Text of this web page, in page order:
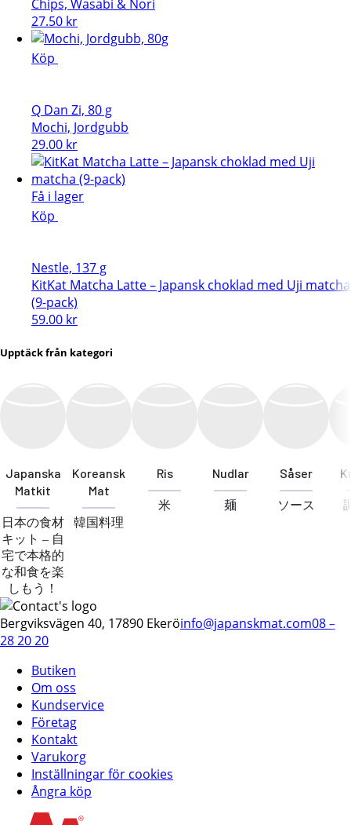
Chips, Wasabi & Nori
27.50 kr
Köp
Q Dan Zi, 80 g
Mochi, Jordgubb
29.00 kr
Få i lager
Köp
Nestle, 137 g
KitKat Matcha Latte – Japansk choklad med Uji matcha
(9-pack)
59.00 kr
Upptäck från kategori
Japanska
Matkit
日本の食材
キット – 自
宅で本格的
な和食を楽
しもう！
Koreansk
Mat
韓国料理
Ris
米
Nudlar
麺
Såser
ソース
Bergviksvägen 40, 17890 Ekeröinfo@japanskmat.com08 –
28 20 20
Butiken
Om oss
Kundservice
Företag
Kontakt
Varukorg
Inställningar för cookies
Ångra köp